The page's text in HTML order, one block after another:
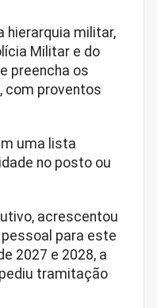
hierarquia militar,
Militar e do
preencha os
com proventos
uma lista
no posto ou
acrescentou
para este
2027 e 2028, a
tramitação